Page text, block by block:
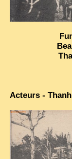
CAMBODIA
EXTRAORDINARY
VIETNAM 1950
INSTITUTIONS &
CRAFTS,
PAST & PRESENT
ODDITIES &
Acteurs -